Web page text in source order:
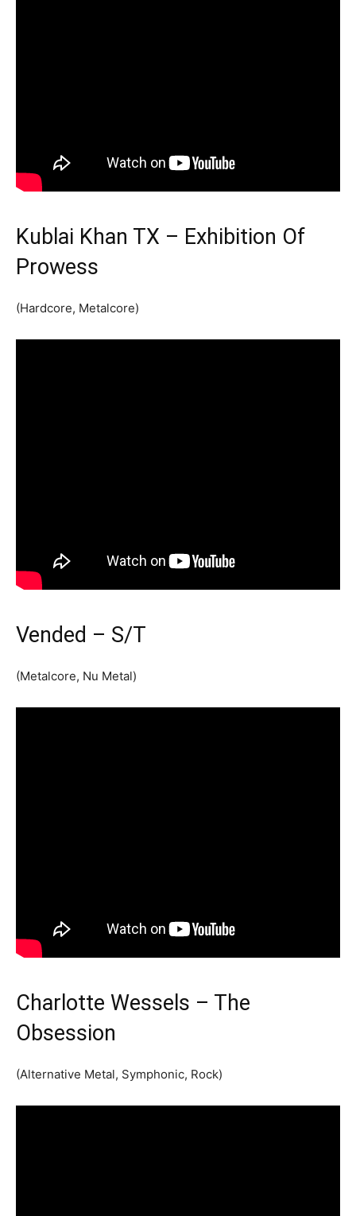
Kublai Khan TX – Exhibition Of
Prowess
(Hardcore, Metalcore)
Vended – S/T
(Metalcore, Nu Metal)
Charlotte Wessels – The
Obsession
(Alternative Metal, Symphonic, Rock)